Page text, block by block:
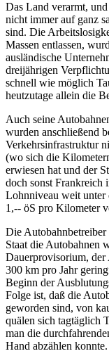
Das Land verarmt,
nicht immer auf ganz
sind. Die
Massen entlassen,
ausländische
dreijährigen
schnell wie möglich
heutzutage allein die
Auch seine
wurden anschließend
Verkehrsinfrastruktur
(wo sich die
erwiesen hat und der
doch sonst Frankreich
Lohnniveau weit unter
1,-- öS pro Kilometer
Die Autobahnbetreiber
Staat die Autobahnen
Dauerprovisorium,
300 km pro Jahr
Beginn der
Folge ist, daß die
geworden sind, von
quälen sich tagtäglich
man die
Hand abzählen konnte.